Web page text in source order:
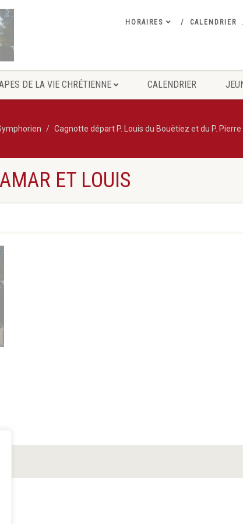
HORAIRES CALENDRIER
DE LA VIE CHRÉTIENNE CALENDRIER
Cagnotte départ P. Louis du Bouëtiez et du P.
ET LOUIS